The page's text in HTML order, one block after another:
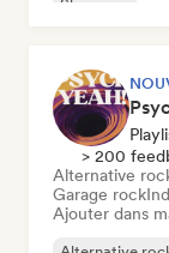
Shoegaze
> 200
Alternative
Garage rock
Ajouter dans